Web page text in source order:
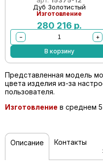
Дуб Золотистый
Изготовление
280 216 р.
−
+
В корзину
Представленная модель
цвета изделия из-за
пользователя.
Изготовление в среднем
Описание Контакты